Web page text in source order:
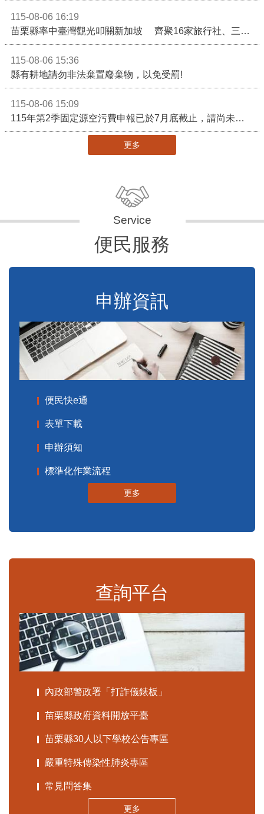
115-08-06 16:19
苗栗縣率中臺灣觀光叩關新加坡 齊聚16家旅行社、三大航空 NATAS旅展開賣主題遊程
115-08-06 15:36
縣有耕地請勿非法棄置廢棄物，以免受罰!
115-08-06 15:09
115年第2季固定源空污費申報已於7月底截止，請尚未申報公私場所儘速完成申繳，以免面臨滯納金及罰鍰!
更多
便民服務
申辦資訊
便民快e通
表單下載
申辦須知
標準化作業流程
更多
查詢平台
內政部警政署「打詐儀錶板」
苗栗縣政府資料開放平臺
苗栗縣30人以下學校公告專區
嚴重特殊傳染性肺炎專區
常見問答集
更多